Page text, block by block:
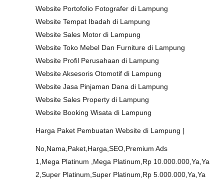
Website Portofolio Fotografer di Lampung
Website Tempat Ibadah di Lampung
Website Sales Motor di Lampung
Website Toko Mebel Dan Furniture di Lampung
Website Profil Perusahaan di Lampung
Website Aksesoris Otomotif di Lampung
Website Jasa Pinjaman Dana di Lampung
Website Sales Property di Lampung
Website Booking Wisata di Lampung
Harga Paket Pembuatan Website di Lampung |
No,Nama,Paket,Harga,SEO,Premium Ads
1,Mega Platinum ,Mega Platinum,Rp 10.000.000,Ya,Ya
2,Super Platinum,Super Platinum,Rp 5.000.000,Ya,Ya